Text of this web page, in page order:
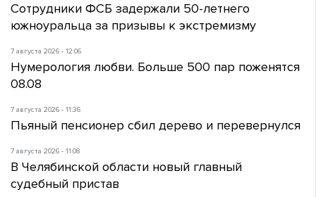
Сотрудники ФСБ задержали 50-летнего
южноуральца за призывы к экстремизму
7 августа 2026 - 12:06
Нумерология любви. Больше 500 пар поженятся
08.08
7 августа 2026 - 11:36
Пьяный пенсионер сбил дерево и перевернулся
7 августа 2026 - 11:08
В Челябинской области новый главный
судебный пристав